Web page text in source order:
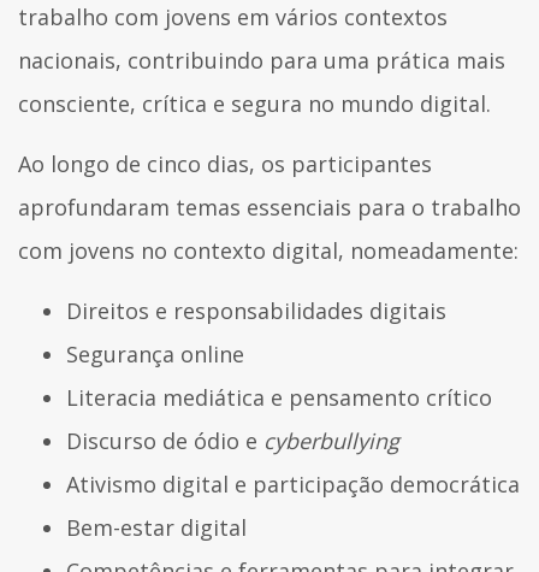
trabalho com jovens em vários contextos
nacionais, contribuindo para uma prática mais
consciente, crítica e segura no mundo digital.
Ao longo de cinco dias, os participantes
aprofundaram temas essenciais para o trabalho
com jovens no contexto digital, nomeadamente:
Direitos e responsabilidades digitais
Segurança online
Literacia mediática e pensamento crítico
Discurso de ódio e cyberbullying
Ativismo digital e participação democrática
Bem-estar digital